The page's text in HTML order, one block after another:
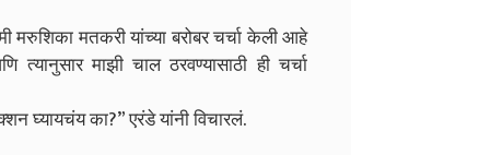
मरुशिका मतकरी यांच्या बरोबर चर्चा केली आहे
माझी चाल ठरवण्यासाठी ही चर्चा
घ्यायचंय का?” एरंडे यांनी विचारलं.